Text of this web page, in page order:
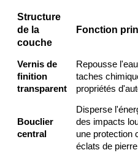
Structure
de la
couche
Fonction
Vernis de
finition
transparent
Repousse
taches
propriétés
Bouclier
central
Disperse
des impacts
une protection
éclats de